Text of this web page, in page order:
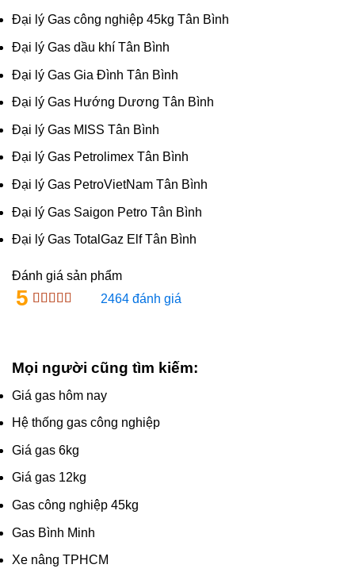
Đại lý Gas công nghiệp 45kg Tân Bình
Đại lý Gas dầu khí Tân Bình
Đại lý Gas Gia Đình Tân Bình
Đại lý Gas Hướng Dương Tân Bình
Đại lý Gas MISS Tân Bình
Đại lý Gas Petrolimex Tân Bình
Đại lý Gas PetroVietNam Tân Bình
Đại lý Gas Saigon Petro Tân Bình
Đại lý Gas TotalGaz Elf Tân Bình
Đánh giá sản phẩm
5 2464 đánh giá
Mọi người cũng tìm kiếm:
Giá gas hôm nay
Hệ thống gas công nghiệp
Giá gas 6kg
Giá gas 12kg
Gas công nghiệp 45kg
Gas Bình Minh
Xe nâng TPHCM